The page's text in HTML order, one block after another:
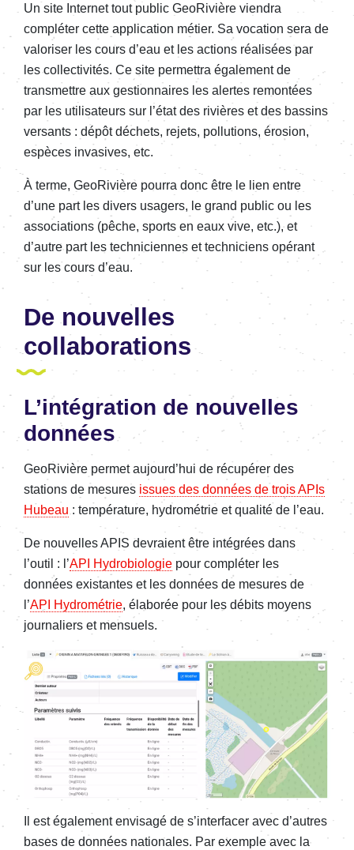
Un site Internet tout public GeoRivière viendra
compléter cette application métier. Sa vocation sera de
valoriser les cours d’eau et les actions réalisées par
les collectivités. Ce site permettra également de
transmettre aux gestionnaires les alertes remontées
par les utilisateurs sur l’état des rivières et des bassins
versants : dépôt déchets, rejets, pollutions, érosion,
espèces invasives, etc.
À terme, GeoRivière pourra donc être le lien entre
d’une part les divers usagers, le grand public ou les
associations (pêche, sports en eaux vive, etc.), et
d’autre part les techniciennes et techniciens opérant
sur les cours d’eau.
De nouvelles
collaborations
L’intégration de nouvelles
données
GeoRivière permet aujourd’hui de récupérer des
stations de mesures issues des données de trois APIs
Hubeau : température, hydrométrie et qualité de l’eau.
De nouvelles APIS devraient être intégrées dans
l’outil : l’API Hydrobiologie pour compléter les
données existantes et les données de mesures de
l’API Hydrométrie, élaborée pour les débits moyens
journaliers et mensuels.
Il est également envisagé de s’interfacer avec d’autres
bases de données nationales. Par exemple avec la